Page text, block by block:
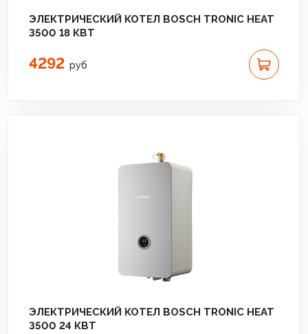
ЭЛЕКТРИЧЕСКИЙ КОТЕЛ BOSCH TRONIC HEAT
3500 18 КВТ
4292 руб
ЭЛЕКТРИЧЕСКИЙ КОТЕЛ BOSCH TRONIC HEAT
3500 24 КВТ